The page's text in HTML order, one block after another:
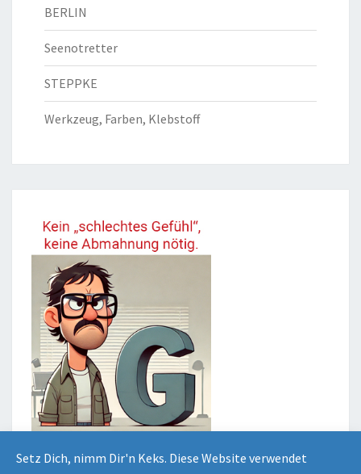
BERLIN
Seenotretter
STEPPKE
Werkzeug, Farben, Klebstoff
Setz Dich, nimm Dir'n Keks. Diese Website verwendet